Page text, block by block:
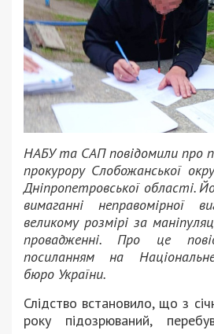
НАБУ та САП повідомили про
прокурору Слобожанської
Дніпропетровської області.
вимаганні неправомірної
великому розмірі за
провадженні. Про це
посиланням на
бюро України.
Слідство встановило, що з
року підозрюваний,